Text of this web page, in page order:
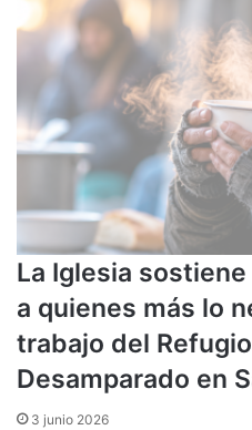
La Iglesia
a quienes más lo
trabajo del
Desamparado en
3 junio 2026